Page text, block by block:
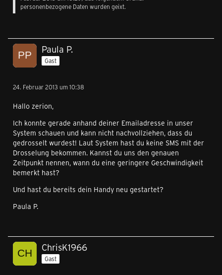
personenbezogene Daten wurden geixt.
Paula P.
Gast
24. Februar 2013 um 10:38
Hallo zerion,
Ich konnte gerade anhand deiner Emailadresse in unser
System schauen und kann nicht nachvollziehen, dass du
gedrosselt wurdest! Laut System hast du keine SMS mit der
Drosselung bekommen. Kannst du uns den genauen
Zeitpunkt nennen, wann du eine geringere Geschwindigkeit
bemerkt hast?
Und hast du bereits dein Handy neu gestartet?
Paula P.
ChrisK1966
Gast